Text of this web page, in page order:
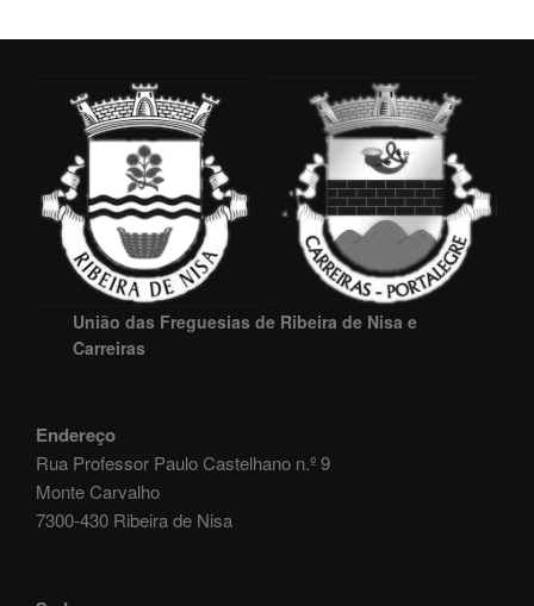
União das Freguesias de Ribeira de Nisa e
Carreiras
Endereço
Rua Professor Paulo Castelhano n.º 9
Monte Carvalho
7300-430 Ribeira de Nisa